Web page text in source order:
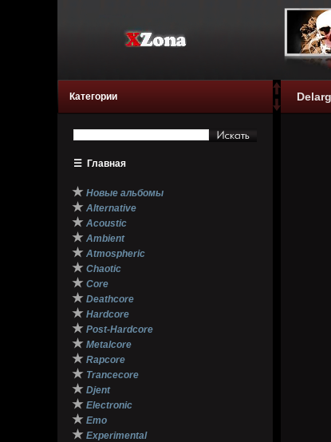
Категории
☰ Главная
★ Новые альбомы
★ Alternative
★ Acoustic
★ Ambient
★ Atmospheric
★ Chaotic
★ Core
★ Deathcore
★ Hardcore
★ Post-Hardcore
★ Metalcore
★ Rapcore
★ Trancecore
★ Djent
★ Electronic
★ Emo
★ Experimental